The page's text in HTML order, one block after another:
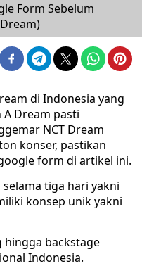
Form Sebelum
di Indonesia yang
Dream pasti
NCT Dream
konser, pastikan
form di artikel ini.
selama tiga hari yakni
konsep unik yakni
hingga backstage
Indonesia.